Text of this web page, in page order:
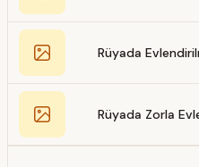
Rüyada
Rüyada Zorla